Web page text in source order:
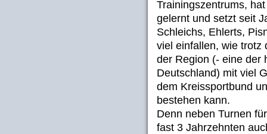
Trainingszentrums,
gelernt und setzt seit
Schleichs, Ehlerts,
viel einfallen, wie trotz
der Region (- eine der
Deutschland) mit viel
dem Kreissportbund
bestehen kann.
Denn neben Turnen
fast 3 Jahrzehnten